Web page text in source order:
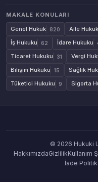
MAKALE KONULARI
Genel Hukuk
820 Aile
İş Hukuku 62 İdare Hukuku
Ticaret Hukuku 31 Vergi
Bilişim Hukuku 15 Sağlık
Tüketici Hukuku 9 Sigorta
© 2026 Hukuki
HakkımızdaGizlilikKullanım
İade